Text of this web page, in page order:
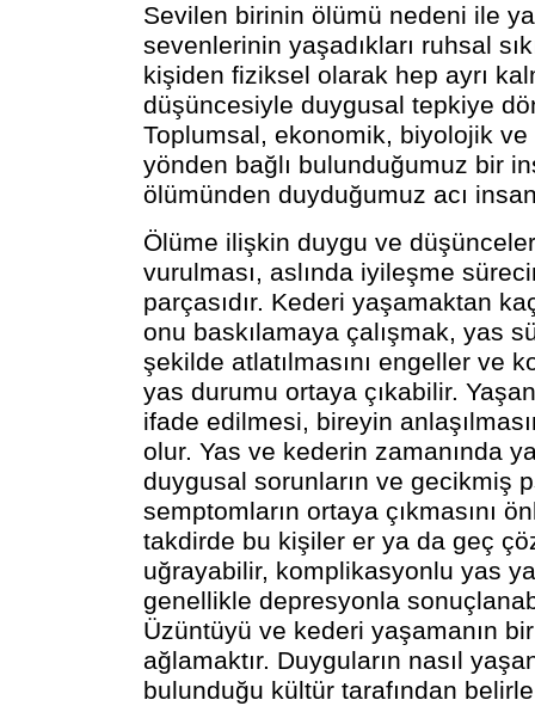
Sevilen birinin ölümü nedeni ile
sevenlerinin yaşadıkları ruhsal
kişiden fiziksel olarak hep ayrı
düşüncesiyle duygusal tepkiye
Toplumsal, ekonomik, biyolojik
yönden bağlı bulunduğumuz bir
ölümünden duyduğumuz acı
Ölüme ilişkin duygu ve
vurulması, aslında iyileşme
parçasıdır. Kederi yaşamaktan
onu baskılamaya çalışmak, yas
şekilde atlatılmasını engeller ve
yas durumu ortaya çıkabilir.
ifade edilmesi, bireyin
olur. Yas ve kederin zamanında
duygusal sorunların ve gecikmiş
semptomların ortaya çıkmasını
takdirde bu kişiler er ya da geç
uğrayabilir, komplikasyonlu yas
genellikle depresyonla
Üzüntüyü ve kederi yaşamanın
ağlamaktır. Duyguların nasıl
bulunduğu kültür tarafından